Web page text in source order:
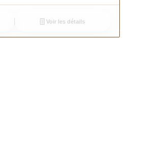
Voir les détails